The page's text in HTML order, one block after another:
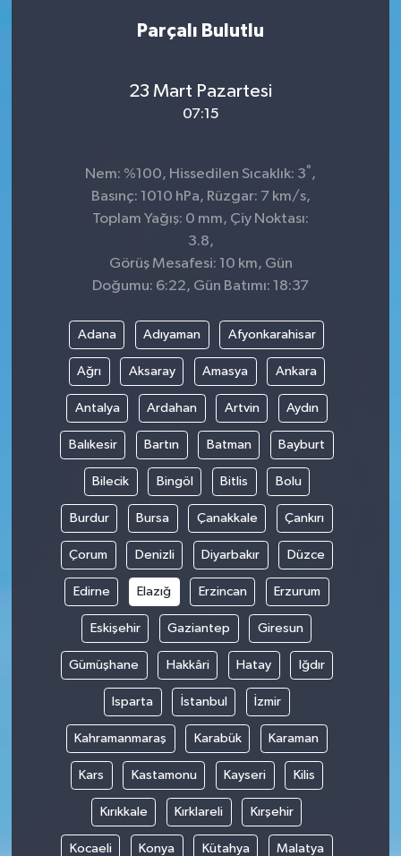
Parçalı Bulutlu
23 Mart Pazartesi
07:15
Nem: %100, Hissedilen Sıcaklık: 3° ,
Basınç: 1010 hPa, Rüzgar: 7 km/s,
Toplam Yağış: 0 mm, Çiy Noktası:
3.8,
Görüş Mesafesi: 10 km, Gün
Doğumu: 6:22, Gün Batımı: 18:37
Adana Adıyaman Afyonkarahisar
Ağrı Aksaray Amasya Ankara
Antalya Ardahan Artvin Aydın
Balıkesir Bartın Batman Bayburt
Bilecik Bingöl Bitlis Bolu
Burdur Bursa Çanakkale Çankırı
Çorum Denizli Diyarbakır Düzce
Edirne Elazığ Erzincan Erzurum
Eskişehir Gaziantep Giresun
Gümüşhane Hakkâri Hatay Iğdır
Isparta İstanbul İzmir
Kahramanmaraş Karabük Karaman
Kars Kastamonu Kayseri Kilis
Kırıkkale Kırklareli Kırşehir
Kocaeli Konya Kütahya Malatya